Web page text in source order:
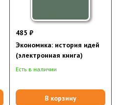
485 ₽
Экономика: история идей
(электронная книга)
Есть в наличии
В корзину